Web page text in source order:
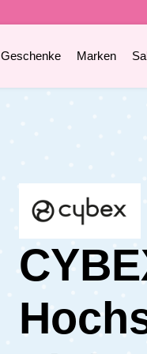
Geschenke Marken